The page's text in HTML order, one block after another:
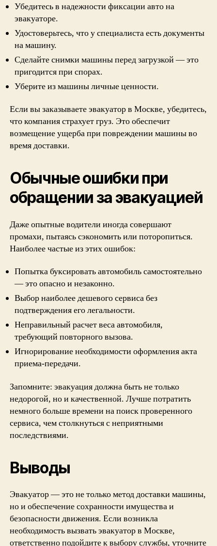
Убедитесь в надежности фиксации авто на
эвакуаторе.
Удостоверьтесь, что у специалиста есть документы
на машину.
Сделайте снимки машины перед загрузкой — это
пригодится при спорах.
Уберите из машины личные ценности.
Если вы заказываете эвакуатор в Москве, убедитесь,
что компания страхует груз. Это обеспечит
возмещение ущерба при повреждении машины во
время доставки.
Обычные ошибки при
обращении за эвакуацией
Даже опытные водители иногда совершают
промахи, пытаясь сэкономить или поторопиться.
Наиболее частые из этих ошибок:
Попытка буксировать автомобиль самостоятельно
— это опасно и незаконно.
Выбор наиболее дешевого сервиса без
подтверждения его легальности.
Неправильный расчет веса автомобиля,
требующий повторного вызова.
Игнорирование необходимости оформления акта
приема-передачи.
Запомните: эвакуация должна быть не только
недорогой, но и качественной. Лучше потратить
немного больше времени на поиск проверенного
сервиса, чем столкнуться с неприятными
последствиями.
Выводы
Эвакуатор — это не только метод доставки машины,
но и обеспечение сохранности имущества и
безопасности движения. Если возникла
необходимость вызвать эвакуатор в Москве,
ответственно подойдите к выбору службы, уточните